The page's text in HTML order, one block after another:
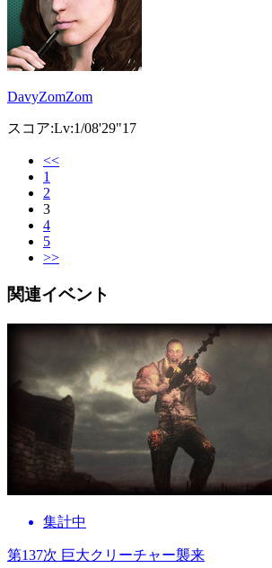
DavyZomZom
スコア:Lv:1/08'29"17
<<
1
2
3
4
5
>>
関連イベント
集計中
第137次 巨大クリーチャー襲来